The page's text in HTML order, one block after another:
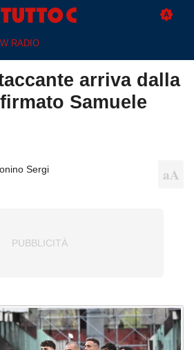
RADIO
arriva dalla
Samuele
Sergi